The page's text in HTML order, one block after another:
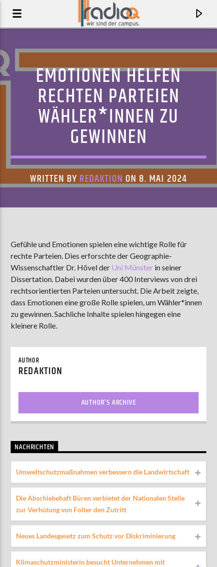
AKTUELLER TRACK
MINDCHATTER
AKTUELLE SENDUNG
MOEBIUS
12:00 24:00
ZU HÖREN IN 90,9 MHz
EMOTIONEN HELFEN
RECHTEN PARTEIEN
WÄHLER*INNEN ZU
GEWINNEN
WRITTEN BY REDAKTION ON 8. MAI 2024
Gefühle und Emotionen spielen eine wichtige Rolle für
rechte Parteien. Dies erforschte der Geographie-
Wissenschaftler Dr. Hövel der Uni Münster in seiner
Dissertation. Dabei wurden über 400 Interviews von drei
rechtsorientierten Parteien untersucht. Die Arbeit zeigte,
dass Emotionen eine große Rolle spielen, um Wähler*innen
zu gewinnen. Sachliche Inhalte spielen hingegen eine
kleinere Rolle.
AUTHOR
REDAKTION
AUTHOR'S ARCHIVE
NACHRICHTEN
Umweltschutzmaßnahmen verbessern die Landwirtschaft
Die Abschiebehaft Büren verbietet der Nationalen Stelle
zur Verhütung von Folter den Zutritt
Neues Landesgesetz zum Schutz vor Diskriminierung
Klimaschutzministerin besucht Unternehmen mit